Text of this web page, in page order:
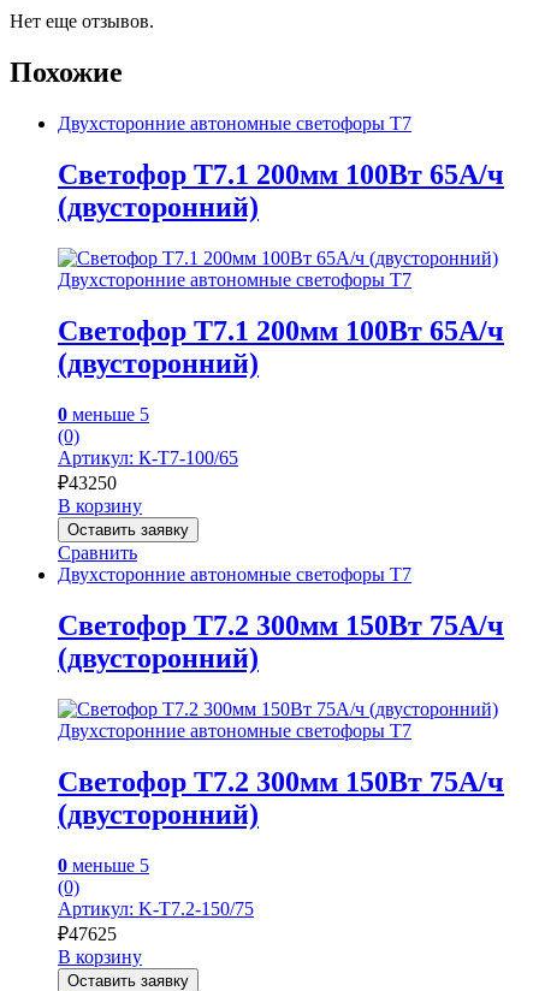
Нет еще отзывов.
Похожие
Двухсторонние автономные светофоры Т7
Светофор Т7.1 200мм 100Вт 65А/ч
(двусторонний)
Двухсторонние автономные светофоры Т7
Светофор Т7.1 200мм 100Вт 65А/ч
(двусторонний)
0 меньше 5
(0)
Артикул: К-Т7-100/65
₽43250
В корзину
Оставить заявку
Сравнить
Двухсторонние автономные светофоры Т7
Светофор Т7.2 300мм 150Вт 75А/ч
(двусторонний)
Двухсторонние автономные светофоры Т7
Светофор Т7.2 300мм 150Вт 75А/ч
(двусторонний)
0 меньше 5
(0)
Артикул: K-Т7.2-150/75
₽47625
В корзину
Оставить заявку